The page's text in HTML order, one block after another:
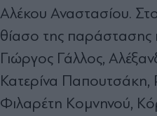
Αλέκου Αναστασίου.
θίασο της παράστασης
Γιώργος Γάλλος,
Κατερίνα
Φιλαρέτη Κομνηνού,